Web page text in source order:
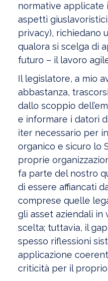
normative applicate
aspetti
privacy), richiedano
qualora si scelga di
futuro – il lavoro
Il legislatore, a mio
abbastanza,
dallo scoppio
e informare i datori
iter necessario per
organico e sicuro lo
proprie
fa parte del nostro
di essere affiancati
comprese quelle
gli asset aziendali in
scelta; tuttavia, il
spesso riflessioni
applicazione
criticità per il proprio